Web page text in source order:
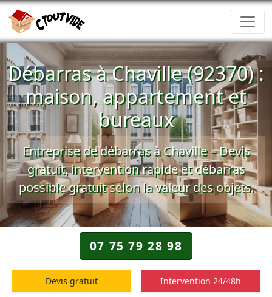
Débarras à Chaville (92370) :
maison, appartement et
bureaux
Entreprise de débarras à Chaville – Devis
gratuit, intervention rapide et débarras
possible gratuit selon la valeur des objets.
07 75 79 28 98
Devis gratuit Intervention 24/48h